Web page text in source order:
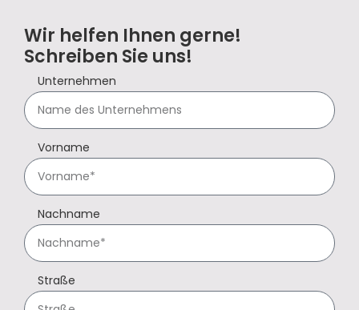
Wir helfen Ihnen gerne!
Schreiben Sie uns!
Unternehmen
Vorname
Nachname
Straße